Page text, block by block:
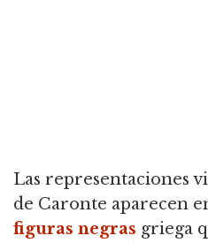
Las representaciones
de Caronte aparecen
figuras negras griega